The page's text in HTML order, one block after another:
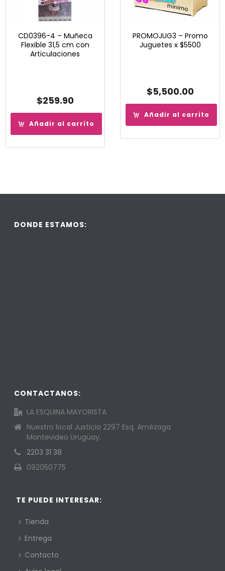
CD0396-4 – Muñeca
Flexible 31,5 cm con
Articulaciones
$259.90
Añadir al carrito
PROMOJUG3 – Promo
Juguetes x $5500
$5,500.00
Añadir al carrito
DONDE ESTAMOS:
CONTACTANOS:
LA ESQUINA MAYORISTA
Nuestro local Justicia 2297 Esq. Amézaga
Montevideo Uruguay.
2203 31 38
092050775
TE PUEDE INTERESAR:
Tienda
Entrega
Contacto